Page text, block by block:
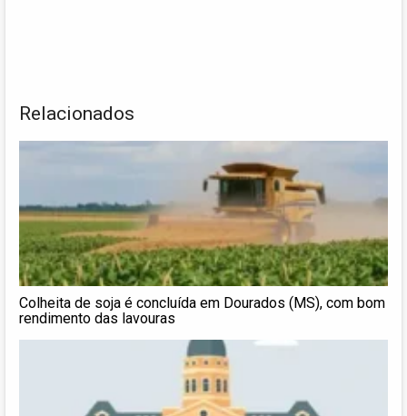
Relacionados
Colheita de soja é concluída em Dourados (MS), com bom
rendimento das lavouras